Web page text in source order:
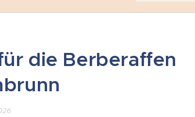
die Berberaffen